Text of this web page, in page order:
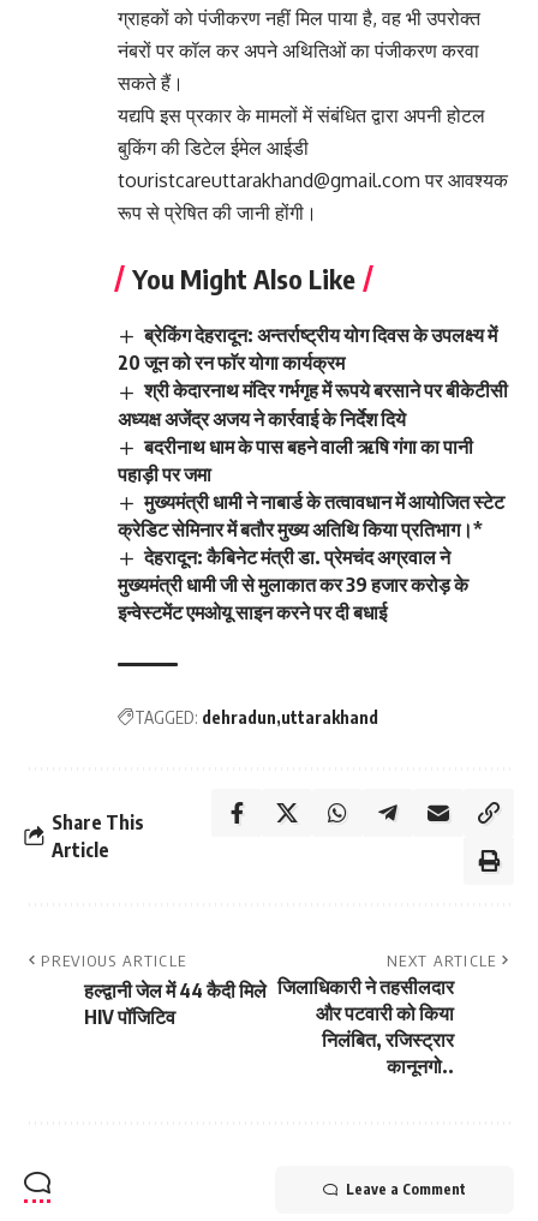
ग्राहकों को पंजीकरण नहीं मिल पाया है, वह भी उपरोक्त
नंबरों पर कॉल कर अपने अथितिओं का पंजीकरण करवा
सकते हैं।
यद्यपि इस प्रकार के मामलों में संबंधित द्वारा अपनी होटल
बुकिंग की डिटेल ईमेल आईडी
touristcareuttarakhand@gmail.com पर आवश्यक
रूप से प्रेषित की जानी होंगी।
You Might Also Like
ब्रेकिंग देहरादून: अन्तर्राष्ट्रीय योग दिवस के उपलक्ष्य में
20 जून को रन फाॅर योगा कार्यक्रम
श्री केदारनाथ मंदिर गर्भगृह में रूपये बरसाने पर बीकेटीसी
अध्यक्ष अजेंद्र अजय ने कार्रवाई के निर्देश दिये
बदरीनाथ धाम के पास बहने वाली ऋषि गंगा का पानी
पहाड़ी पर जमा
मुख्यमंत्री धामी ने नाबार्ड के तत्वावधान में आयोजित स्टेट
क्रेडिट सेमिनार में बतौर मुख्य अतिथि किया प्रतिभाग।*
देहरादून: कैबिनेट मंत्री डा. प्रेमचंद अग्रवाल ने
मुख्यमंत्री धामी जी से मुलाकात कर 39 हजार करोड़ के
इन्वेस्टमेंट एमओयू साइन करने पर दी बधाई
TAGGED: dehradun uttarakhand
Share This
Article
PREVIOUS ARTICLE
हल्द्वानी जेल में 44 कैदी मिले
HIV पॉजिटिव
NEXT ARTICLE
जिलाधिकारी ने तहसीलदार
और पटवारी को किया
निलंबित, रजिस्ट्रार
कानूनगो..
Leave a Comment